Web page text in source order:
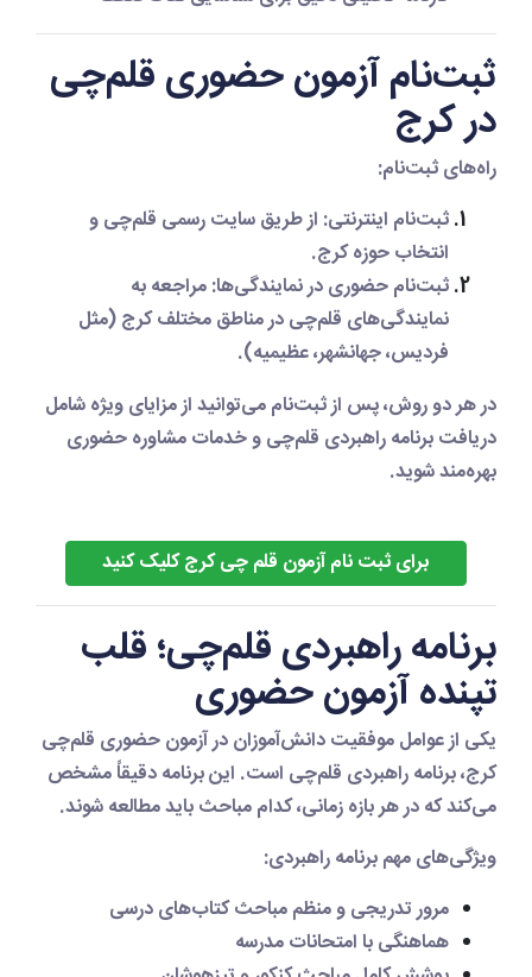
ثبت‌نام آزمون حضوری قلم‌چی
در کرج
راه‌های ثبت‌نام:
ثبت‌نام اینترنتی:از طریق سایت رسمی قلم‌چی و
انتخاب حوزه کرج.
ثبت‌نام حضوری در نمایندگی‌ها:مراجعه به
نمایندگی‌های قلم‌چی در مناطق مختلف کرج (مثل
فردیس، جهانشهر، عظیمیه).
در هر دو روش، پس از ثبت‌نام می‌توانید از مزایای ویژه شامل
دریافت برنامه راهبردی قلم‌چی و خدمات مشاوره حضوری
بهره‌مند شوید.
برای ثبت نام آزمون قلم چی کرج کلیک کنید
برنامه راهبردی قلم‌چی؛ قلب
تپنده آزمون حضوری
یکی از عوامل موفقیت دانش‌آموزان در آزمون حضوری قلم‌چی
کرج،برنامه راهبردی قلم‌چیاست. این برنامه دقیقاً مشخص
می‌کند که در هر بازه زمانی، کدام مباحث باید مطالعه شوند.
ویژگی‌های مهم برنامه راهبردی:
مرور تدریجی و منظم مباحث کتاب‌های درسی
هماهنگی با امتحانات مدرسه